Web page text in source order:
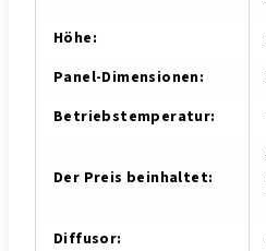
Höhe:
Panel-Dimensionen:
Betriebstemperatur:
Der Preis beinhaltet:
Diffusor: